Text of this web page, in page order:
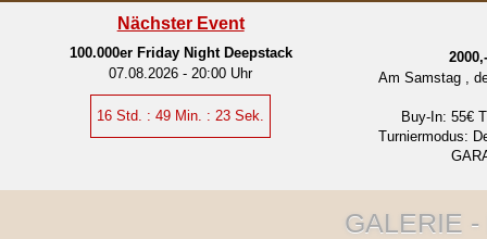
Nächster Event
100.000er Friday Night Deepstack
07.08.2026 -20:00 Uhr
16 Std. : 49 Min. : 22 Sek.
Am Samstag ,
Buy-In: 55€
Turniermodus:
GALERIE -